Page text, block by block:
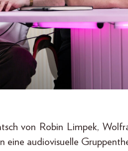
von Robin Limpek,
eine audiovisuelle